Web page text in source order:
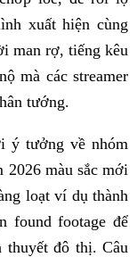
xuất hiện cùng
man rợ, tiếng kêu
mà các streamer
tướng.
ý tưởng về nhóm
2026 màu sắc mới
loạt ví dụ thành
found footage để
thuyết đô thị. Câu